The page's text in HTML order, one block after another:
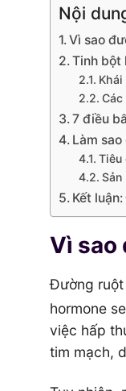
Nội
Vì sao
Tinh bột
7 điều
Làm
Tiêu
Kết
Vì sao
Đường ruột
hormone
việc hấp
tim mạch,